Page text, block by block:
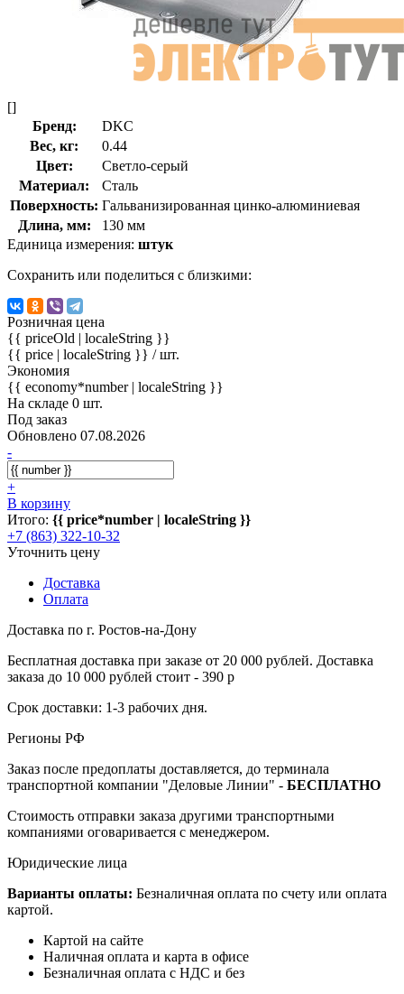
[]
Бренд:
DKC
Вес, кг:
0.44
Цвет:
Светло-серый
Материал:
Сталь
Поверхность: Гальванизированная цинко-алюминиевая
Длина, мм:
130 мм
Единица измерения: штук
Сохранить или поделиться с близкими:
Розничная цена
{{ priceOld | localeString }}
{{ price | localeString }} / шт.
Экономия
{{ economy*number | localeString }}
На складе 0 шт.
Под заказ
Обновлено 07.08.2026
-
+
В корзину
Итого: {{ price*number | localeString }}
+7 (863) 322-10-32
Уточнить цену
Доставка
Оплата
Доставка по г. Ростов-на-Дону
Бесплатная доставка при заказе от 20 000 рублей. Доставка
заказа до 10 000 рублей стоит - 390 р
Срок доставки: 1-3 рабочих дня.
Регионы РФ
Заказ после предоплаты доставляется, до терминала
транспортной компании "Деловые Линии" - БЕСПЛАТНО
Стоимость отправки заказа другими транспортными
компаниями оговаривается с менеджером.
Юридические лица
Варианты оплаты: Безналичная оплата по счету или оплата
картой.
Картой на сайте
Наличная оплата и карта в офисе
Безналичная оплата с НДС и без